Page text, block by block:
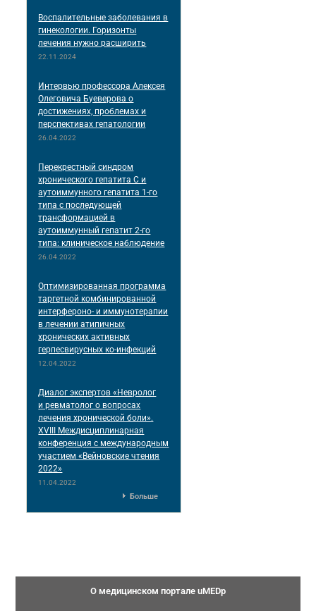
Воспалительные заболевания в
гинекологии. Горизонты
лечения нужно расширить
22.11.2024
Интервью профессора Алексея
Олеговича Буеверова о
достижениях, проблемах и
перспективах гепатологии
26.04.2022
Перекрестный синдром
хронического гепатита С и
аутоиммунного гепатита 1-го
типа с последующей
трансформацией в
аутоиммунный гепатит 2-го
типа: клиническое наблюдение
26.04.2022
Оптимизированная программа
таргетной комбинированной
интерфероно- и иммунотерапии
в лечении атипичных
хронических активных
герпесвирусных ко-инфекций
12.04.2022
Диалог экспертов «Невролог
и ревматолог о вопросах
лечения хронической боли».
XVIII Междисциплинарная
конференция c международным
участием «Вейновские чтения
2022»
11.04.2022
Больше
О медицинском портале uMEDp